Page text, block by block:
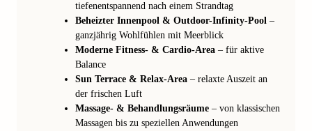
tiefenentspannend nach einem Strandtag
Beheizter Innenpool & Outdoor-Infinity-Pool –
ganzjährig Wohlfühlen mit Meerblick
Moderne Fitness- & Cardio-Area – für aktive
Balance
Sun Terrace & Relax-Area – relaxte Auszeit an
der frischen Luft
Massage- & Behandlungsräume – von klassischen
Massagen bis zu speziellen Anwendungen